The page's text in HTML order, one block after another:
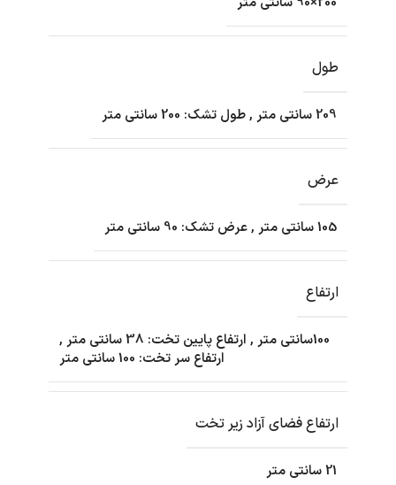
طول
209 سانتی متر ,طول تشک: 200 سانتی متر
عرض
105 سانتی متر ,عرض تشک: 90 سانتی متر
ارتفاع
100سانتی متر , ارتفاع پایین تخت: 38 سانتی متر
,
ارتفاع سر تخت: 100 سانتی متر
ارتفاع فضای آزاد زیر تخت
21 سانتی متر